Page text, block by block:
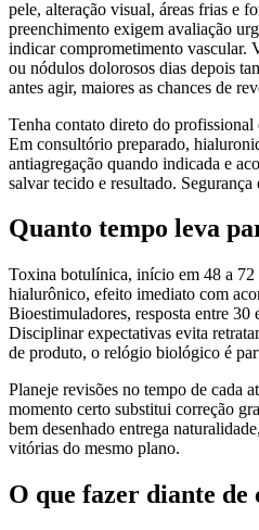
pele, alteração visual, áreas frias e
preenchimento exigem avaliação
indicar comprometimento vascular.
ou nódulos dolorosos dias depois
antes agir, maiores as chances de
Tenha contato direto do
Em consultório preparado,
antiagregação quando indicada e
salvar tecido e resultado.
Quanto tempo leva
Toxina botulínica, início em 48 a
hialurônico, efeito imediato com
Bioestimuladores, resposta entre 30
Disciplinar expectativas evita
de produto, o relógio biológico é
Planeje revisões no tempo de cada
momento certo substitui correção
bem desenhado entrega
vitórias do mesmo plano.
O que fazer diante de